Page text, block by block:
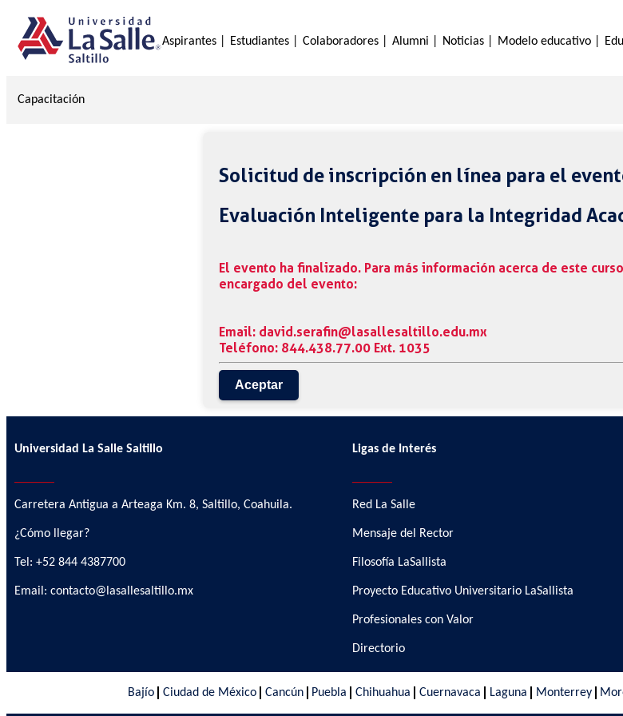
Aspirantes | Estudiantes | Colaboradores | Alumni | Noticias | Modelo educativo |
Capacitación
Solicitud de inscripción en línea para el
Evaluación Inteligente para la Integridad
El evento ha finalizado. Para más información acerca de este
encargado del evento:
Email: david.serafin@lasallesaltillo.edu.mx
Teléfono: 844.438.77.00 Ext. 1035
Aceptar
Universidad La Salle Saltillo
Carretera Antigua a Arteaga Km. 8, Saltillo, Coahuila.
¿Cómo llegar?
Tel: +52 844 4387700
Email: contacto@lasallesaltillo.mx
Ligas de Interés
Red La Salle
Mensaje del Rector
Filosofía LaSallista
Proyecto Educativo Universitario LaSallista
Profesionales con Valor
Directorio
Bajío Ciudad de México Cancún Puebla Chihuahua Cuernavaca Laguna Monterrey